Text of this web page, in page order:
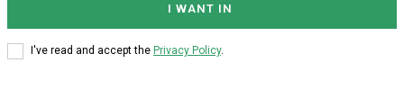
I WANT IN
I've read and accept the Privacy Policy.